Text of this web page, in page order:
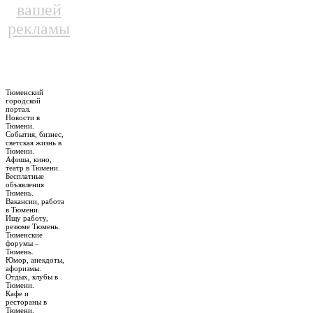
вашей
рекламы
Тюменский
городской
портал.
Новости в
Тюмени.
События, бизнес,
светская жизнь в
Тюмени.
Афиша, кино,
театр в Тюмени.
Бесплатные
объявления
Тюмень.
Вакансии, работа
в Тюмени.
Ищу работу,
резюме Тюмень.
Тюменские
форумы –
Тюмень.
Юмор, анекдоты,
афоризмы.
Отдых, клубы в
Тюмени.
Кафе и
рестораны в
Тюмени.